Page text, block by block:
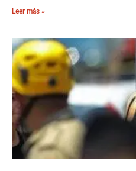
Leer más »